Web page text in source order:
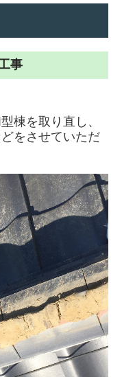
事
棟を取り直し、
をさせていただ